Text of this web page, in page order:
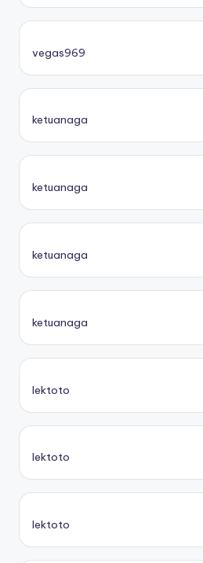
vegas969
ketuanaga
ketuanaga
ketuanaga
ketuanaga
lektoto
lektoto
lektoto